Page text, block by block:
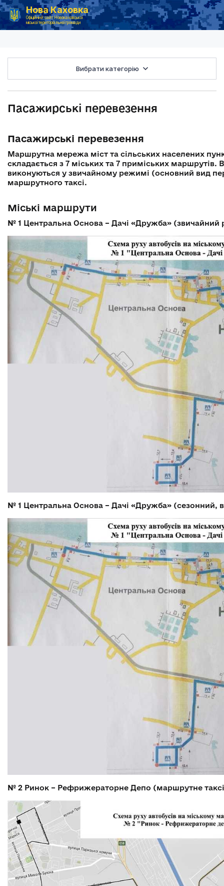
Нова Каховка
Офіційний сайт Новокаховської
міської територіальної громади
Головна Пасажирські перевезення
Вибрати категорію
Пасажирські перевезення
Пасажирські перевезення
Маршрутна мережа міст та сільських населених
складається з 7 міських та 7 приміських маршрутів.
виконуються у звичайному режимі (основний вид
маршрутного таксі.
Міські маршрути
№ 1 Центральна Основа – Дачі «Дружба»
№ 1 Центральна Основа – Дачі «Дружба» (сезонний,
№ 2 Ринок – Рефрижераторне Депо (маршрутне